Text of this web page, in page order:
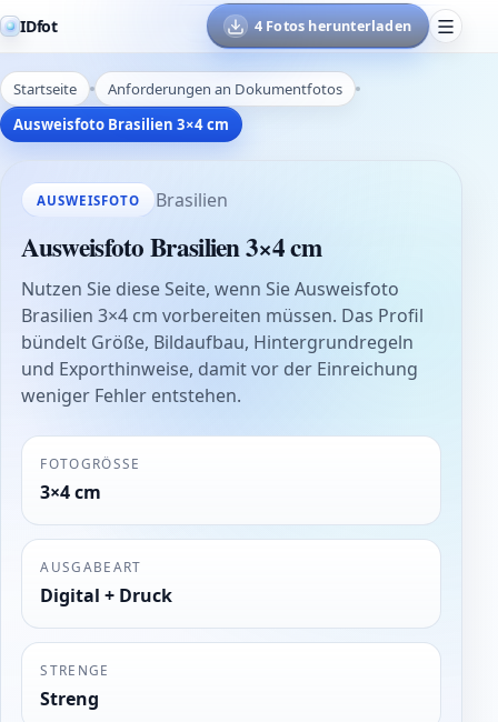
IDfot 4 Fotos herunterladen
Startseite
Anforderungen an Dokumentfotos
Ausweisfoto Brasilien 3×4 cm
AUSWEISFOTO Brasilien
Ausweisfoto Brasilien 3×4 cm
Nutzen Sie diese Seite, wenn Sie Ausweisfoto
Brasilien 3×4 cm vorbereiten müssen. Das Profil
bündelt Größe, Bildaufbau, Hintergrundregeln
und Exporthinweise, damit vor der Einreichung
weniger Fehler entstehen.
FOTOGRÖSSE
3×4 cm
AUSGABEART
Digital + Druck
STRENGE
Streng